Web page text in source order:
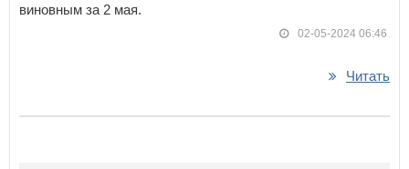
виновным за 2 мая.
02-05-2024 06:46
Читать